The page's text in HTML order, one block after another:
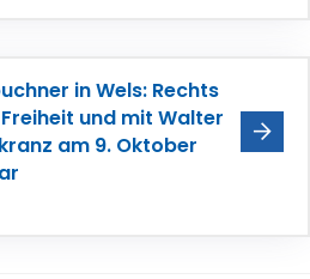
in Wels: Rechts
und mit Walter
am 9. Oktober